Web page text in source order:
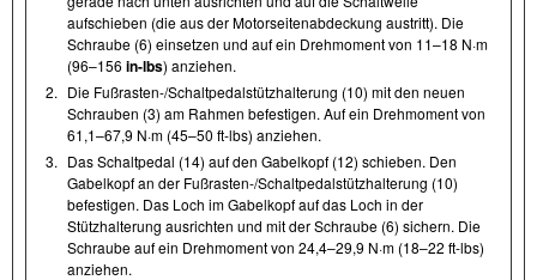
aufschieben (die aus der Motorseitenabdeckung austritt). Die
Schraube (6) einsetzen und auf ein Drehmoment von 11–18 N·m
(96–156 in-lbs) anziehen.
2. Die Fußrasten- /​Schaltpedalstützhalterung (10) mit den neuen
Schrauben (3) am Rahmen befestigen. Auf ein Drehmoment von
61,1–67,9 N·m (45–50 ft-lbs) anziehen.
3. Das Schaltpedal (14) auf den Gabelkopf (12) schieben. Den
Gabelkopf an der Fußrasten- /​Schaltpedalstützhalterung (10)
befestigen. Das Loch im Gabelkopf auf das Loch in der
Stützhalterung ausrichten und mit der Schraube (6) sichern. Die
Schraube auf ein Drehmoment von 24,4–29,9 N·m (18–22 ft-lbs)
anziehen.